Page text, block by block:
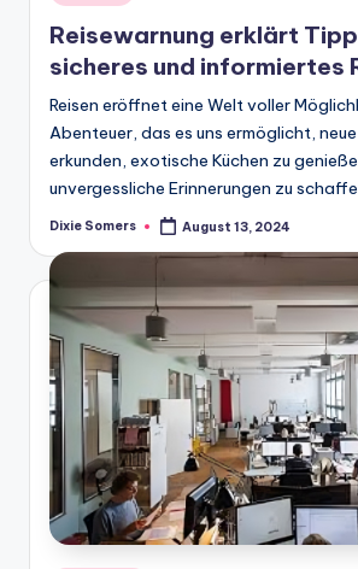
in
Reisewarnung erklärt
sicheres und informiertes
Reisen eröffnet eine Welt voller
Abenteuer, das es uns ermöglicht, neue
erkunden, exotische Küchen zu
unvergessliche Erinnerungen zu
Posted
Dixie Somers August 13, 2024